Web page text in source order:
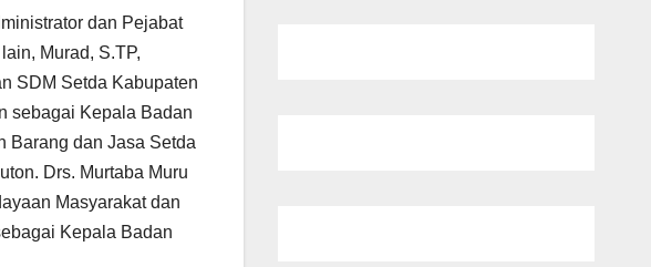
dan Pejabat
Murad, S.TP,
SDM Setda Kabupaten
sebagai Kepala Badan
Barang dan Jasa Setda
Drs. Murtaba Muru
Masyarakat dan
Kepala Badan